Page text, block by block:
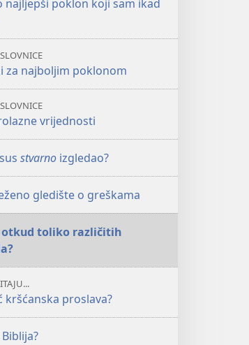
vrijednostivrijednosti
najljepši poklon koji sam ikad
za najboljim poklonom
vrijednosti
stvarno izgledao?
gledište o greškama
otkud toliko različitih
kršćanska proslava?